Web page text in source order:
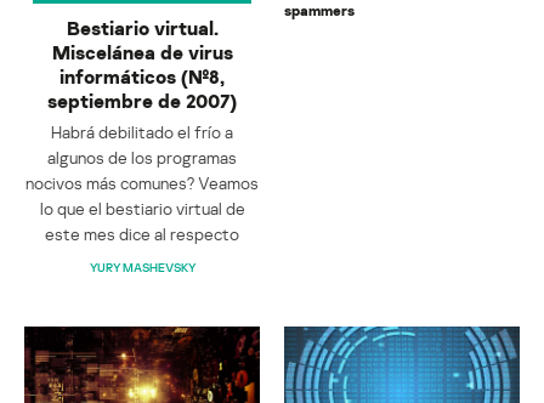
Bestiario virtual.
Miscelánea de virus
informáticos (№8,
septiembre de 2007)
Habrá debilitado el frío a
algunos de los programas
nocivos más comunes? Veamos
lo que el bestiario virtual de
este mes dice al respecto
YURY MASHEVSKY
spammers